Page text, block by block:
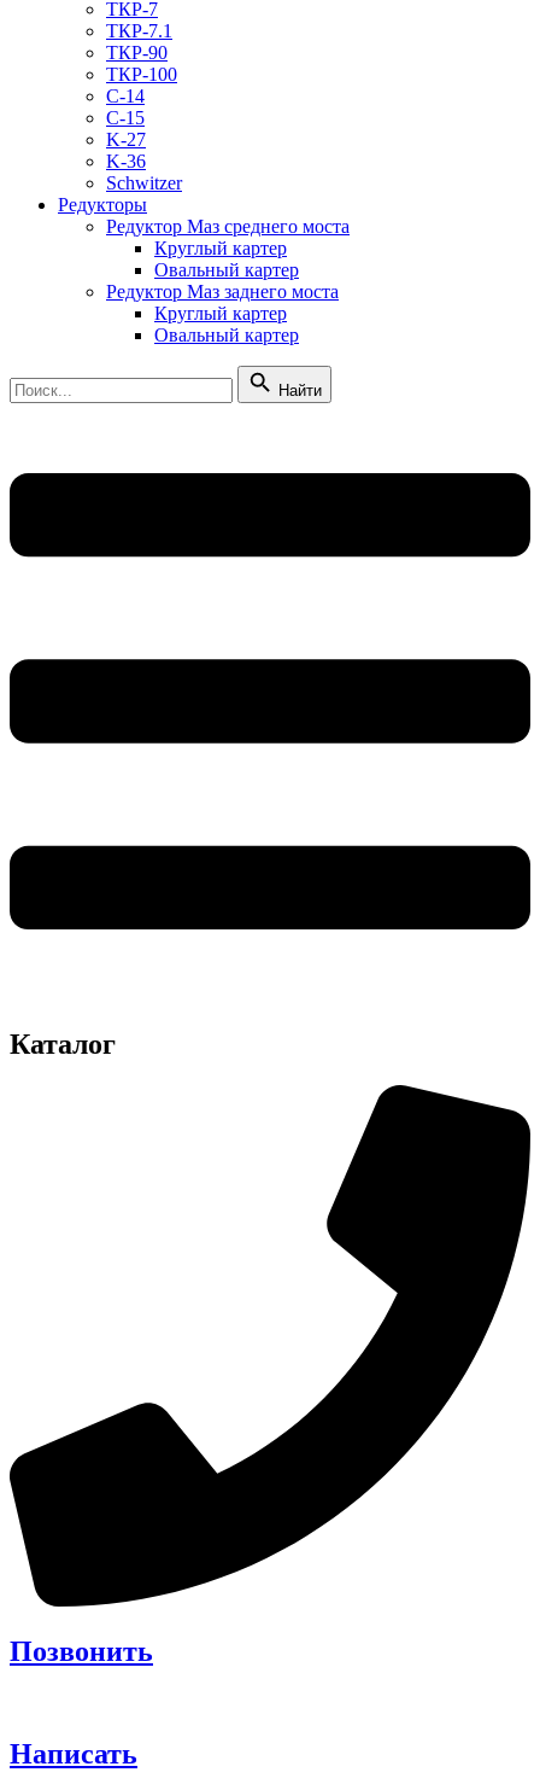
ТКР-7
ТКР-7.1
ТКР-90
ТКР-100
C-14
C-15
K-27
K-36
Schwitzer
Редукторы
Редуктор Маз среднего моста
Круглый картер
Овальный картер
Редуктор Маз заднего моста
Круглый картер
Овальный картер
Найти
Каталог
Позвонить
Написать